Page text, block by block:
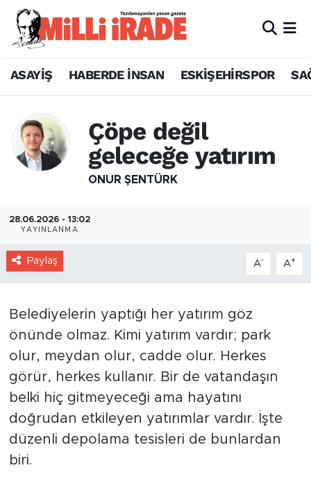
ASAYİŞ HABERDE İNSAN ESKİŞEHİRSPOR
Çöpe değil
geleceğe yatırım
ONUR ŞENTÜRK
28.06.2026 - 13:02
YAYINLANMA
Paylaş A- A+
Belediyelerin yaptığı her yatırım göz
önünde olmaz. Kimi yatırım vardır; park
olur, meydan olur, cadde olur. Herkes
görür, herkes kullanır. Bir de vatandaşın
belki hiç gitmeyeceği ama hayatını
doğrudan etkileyen yatırımlar vardır. İşte
düzenli depolama tesisleri de bunlardan
biri.